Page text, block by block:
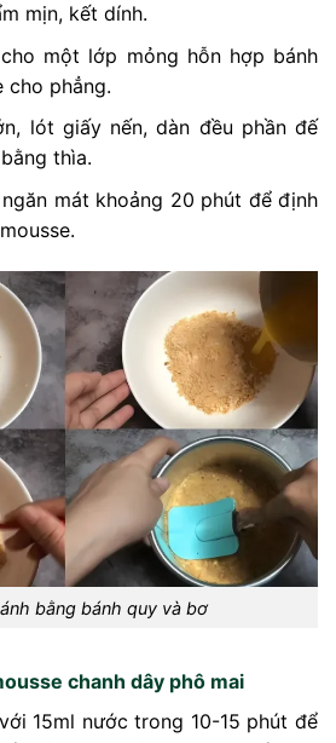
mịn, kết dính.
một lớp mỏng hỗn hợp bánh
cho phẳng.
lót giấy nến, dàn đều phần đế
thìa.
mát khoảng 20 phút để định
bằng bánh quy và bơ
chanh dây phô mai
15ml nước trong 10-15 phút để